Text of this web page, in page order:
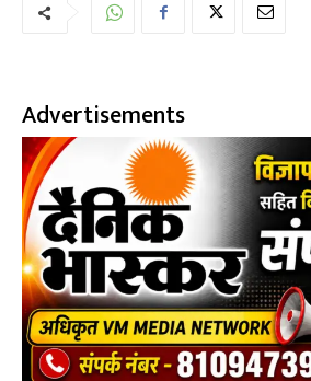
Advertisements